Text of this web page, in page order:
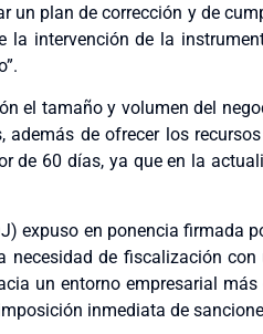
un plan de corrección y de
intervención de la
el tamaño y volumen del
de ofrecer los
de 60 días, ya que en la
expuso en ponencia firmada
necesidad de fiscalización
un entorno empresarial
inmediata de